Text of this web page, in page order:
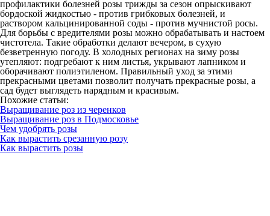
профилактики болезней розы трижды за сезон опрыскивают
бордоской жидкостью - против грибковых болезней, и
раствором кальцинированной соды - против мучнистой росы.
Для борьбы с вредителями розы можно обрабатывать и настоем
чистотела. Такие обработки делают вечером, в сухую
безветренную погоду. В холодных регионах на зиму розы
утепляют: подгребают к ним листья, укрывают лапником и
оборачивают полиэтиленом. Правильный уход за этими
прекрасными цветами позволит получать прекрасные розы, а
сад будет выглядеть нарядным и красивым.
Похожие статьи:
Выращивание роз из черенков
Выращивание роз в Подмосковье
Чем удобрять розы
Как вырастить срезанную розу
Как вырастить розы